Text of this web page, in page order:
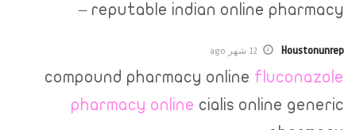
– reputable indian online
12 شهر ago
compound pharmacy online
pharmacy online cialis online